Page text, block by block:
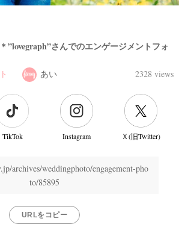
”lovegraph”さんでのエンゲージメントフォ
あい 2328 views
TikTok Instagram Ｘ(旧Twitter)
archives/weddingphoto/engagement-pho
to/85895
URLをコピー